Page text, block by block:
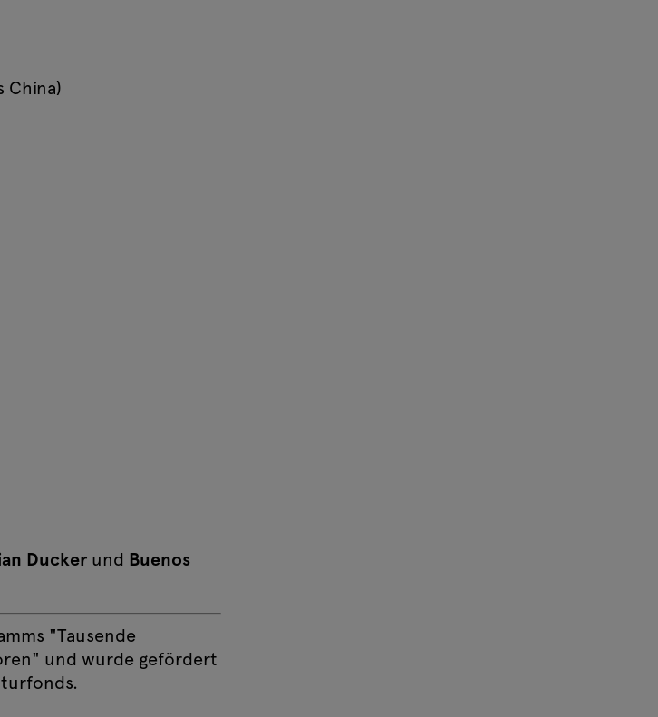
China)
Ducker und Buenos
"Tausende
und wurde gefördert